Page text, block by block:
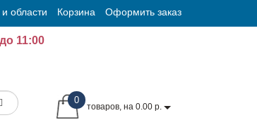
области Корзина Оформить заказ
11:00
0
товаров, на 0.00 р.